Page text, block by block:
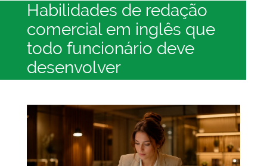
Habilidades de redação
comercial em inglês que
todo funcionário deve
desenvolver